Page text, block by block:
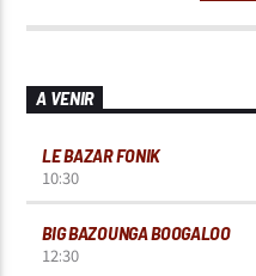
A VENIR
LE BAZAR FONIK
10:30
BIG BAZOUNGA BOOGALOO
12:30